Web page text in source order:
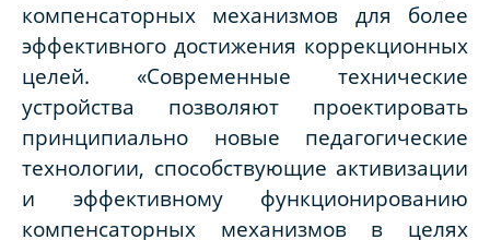
компенсаторных механизмов для более
эффективного достижения коррекционных
целей. «Современные технические
устройства позволяют проектировать
принципиально новые педагогические
технологии, способствующие активизации
и эффективному функционированию
компенсаторных механизмов в целях